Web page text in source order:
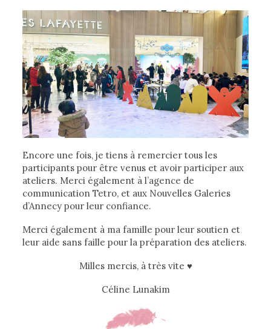
Encore une fois, je tiens à remercier tous les
participants pour être venus et avoir participer aux
ateliers. Merci également à l’agence de
communication Tetro, et aux Nouvelles Galeries
d’Annecy pour leur confiance.
Merci également à ma famille pour leur soutien et
leur aide sans faille pour la préparation des ateliers.
Milles mercis, à très vite ♥
Céline Lunakim